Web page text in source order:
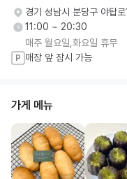
경기 성남시 분당구 야탑
11:00 ~ 20:30
매주 월요일,화요일 휴무
P 매장 앞 잠시 가능
가게 메뉴